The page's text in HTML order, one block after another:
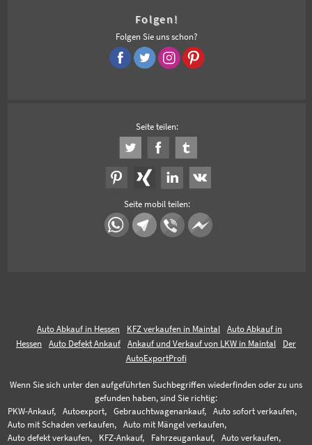
Folgen!
Folgen Sie uns schon?
Seite teilen:
Seite mobil teilen:
Auto Abkauf in Hessen KFZ verkaufen in Maintal
Auto Abkauf in
Hessen
Auto Defekt Ankauf Ankauf und Verkauf von LKW in Maintal
Der
AutoExportProfi
Wenn Sie sich unter den aufgeführten Suchbegriffen wiederfinden oder zu uns
gefunden haben, sind Sie richtig:
PKW-Ankauf,
Autoexport, Gebrauchtwagenankauf,
Auto sofort verkaufen,
Auto mit Schaden verkaufen,
Auto mit Mängel verkaufen,
Auto defekt verkaufen,
KFZ-Ankauf, Fahrzeugankauf, Auto verkaufen,